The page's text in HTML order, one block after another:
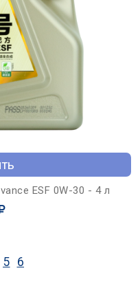
ESF 0W-30 - 4 л
5 6